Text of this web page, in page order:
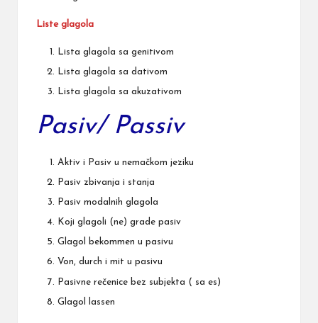
Liste glagola
Lista glagola sa genitivom
Lista glagola sa dativom
Lista glagola sa akuzativom
Pasiv/ Passiv
Aktiv i Pasiv u nemačkom jeziku
Pasiv zbivanja i stanja
Pasiv modalnih glagola
Koji glagoli (ne) grade pasiv
Glagol bekommen u pasivu
Von, durch i mit u pasivu
Pasivne rečenice bez subjekta ( sa es)
Glagol lassen